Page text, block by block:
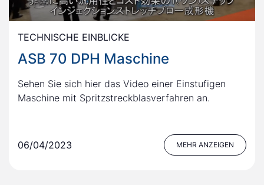
TECHNISCHE EINBLICKE
ASB 70 DPH Maschine
Sehen Sie sich hier das Video einer Einstufigen
Maschine mit Spritzstreckblasverfahren an.
06/04/2023 MEHR ANZEIGEN